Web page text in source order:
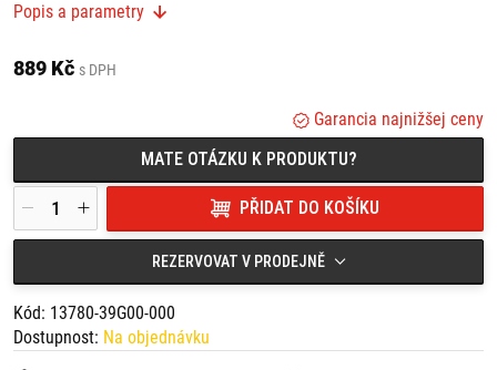
Vhodný pro:
Suzuki VZ800 (05-09)
Popis a parametry
889 Kč s DPH
Garancia najnižšej ceny
MATE OTÁZKU K PRODUKTU?
PŘIDAT DO KOŠÍKU
REZERVOVAT V PRODEJNĚ
Kód: 13780-39G00-000
Dostupnost: Na objednávku